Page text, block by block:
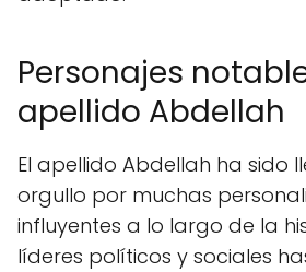
Personajes
apellido Abdellah
El apellido Abdellah ha sido
orgullo por muchas
influyentes a lo largo de la
líderes políticos y sociales